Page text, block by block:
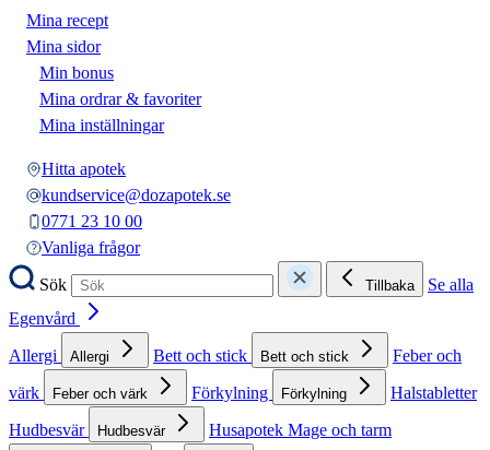
Mina recept
Mina sidor
Min bonus
Mina ordrar & favoriter
Mina inställningar
Hitta apotek
kundservice@dozapotek.se
0771 23 10 00
Vanliga frågor
Sök
Tillbaka
Se alla
Egenvård
Allergi
Allergi Bett och stick Bett och stick
Feber och
värk
Feber och värk Förkylning Förkylning
Halstabletter
Hudbesvär
Hudbesvär Husapotek Mage och tarm